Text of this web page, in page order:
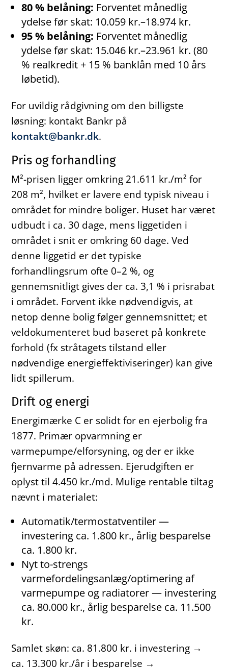
80 % belåning: Forventet månedlig
ydelse før skat: 10.059 kr.–18.974 kr.
95 % belåning: Forventet månedlig
ydelse før skat: 15.046 kr.–23.961 kr. (80
% realkredit + 15 % banklån med 10 års
løbetid).
For uvildig rådgivning om den billigste
løsning: kontakt Bankr på
kontakt@bankr.dk.
Pris og forhandling
M²-prisen ligger omkring 21.611 kr./m² for
208 m², hvilket er lavere end typisk niveau i
området for mindre boliger. Huset har været
udbudt i ca. 30 dage, mens liggetiden i
området i snit er omkring 60 dage. Ved
denne liggetid er det typiske
forhandlingsrum ofte 0–2 %, og
gennemsnitligt gives der ca. 3,1 % i prisrabat
i området. Forvent ikke nødvendigvis, at
netop denne bolig følger gennemsnittet; et
veldokumenteret bud baseret på konkrete
forhold (fx stråtagets tilstand eller
nødvendige energieffektiviseringer) kan give
lidt spillerum.
Drift og energi
Energimærke C er solidt for en ejerbolig fra
1877. Primær opvarmning er
varmepumpe/elforsyning, og der er ikke
fjernvarme på adressen. Ejerudgiften er
oplyst til 4.450 kr./md. Mulige rentable tiltag
nævnt i materialet:
Automatik/termostatventiler —
investering ca. 1.800 kr., årlig besparelse
ca. 1.800 kr.
Nyt to-strengs
varmefordelingsanlæg/optimering af
varmepumpe og radiatorer — investering
ca. 80.000 kr., årlig besparelse ca. 11.500
kr.
Samlet skøn: ca. 81.800 kr. i investering →
ca. 13.300 kr./år i besparelse →